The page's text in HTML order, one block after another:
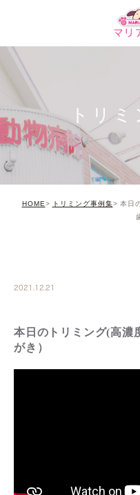
トリ
HOME トリミング事例集
本日
2021.12.21
本日のトリミング(高濃
がき）